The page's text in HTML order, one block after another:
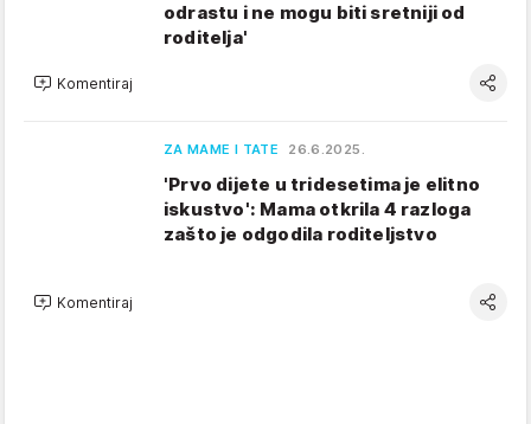
odrastu i ne mogu biti sretniji od
roditelja'
Komentiraj
ZA MAME I TATE 26.6.2025.
'Prvo dijete u tridesetima je elitno
iskustvo': Mama otkrila 4 razloga
zašto je odgodila roditeljstvo
Komentiraj